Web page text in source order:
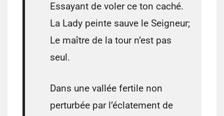
Essayant de voler ce ton caché.
La Lady peinte sauve le Seigneur;
Le maître de la tour n’est pas
seul.
Dans une vallée fertile non
perturbée par l’éclatement de